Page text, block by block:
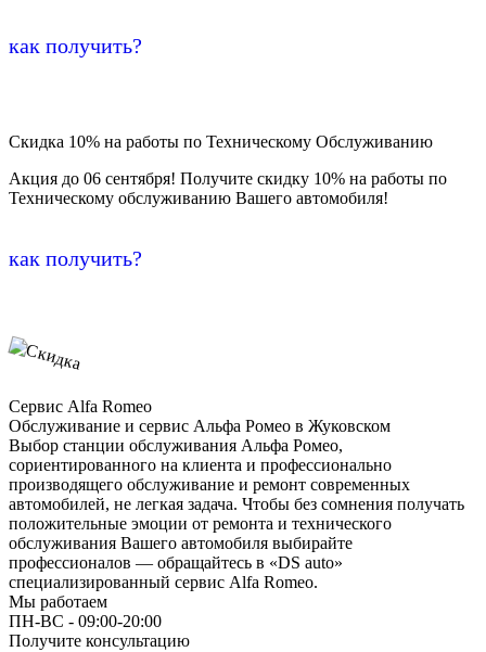
как получить?
Скидка 10% на работы по Техническому Обслуживанию
Акция до 06 сентября! Получите скидку 10% на работы по
Техническому обслуживанию Вашего автомобиля!
как получить?
Сервис Alfa Romeo
Обслуживание и сервис Альфа Ромео в Жуковском
Выбор станции обслуживания Альфа Ромео,
сориентированного на клиента и профессионально
производящего обслуживание и ремонт современных
автомобилей, не легкая задача. Чтобы без сомнения получать
положительные эмоции от ремонта и технического
обслуживания Вашего автомобиля выбирайте
профессионалов — обращайтесь в «DS auto»
специализированный сервис Alfa Romeo.
Мы работаем
ПН-ВC - 09:00-20:00
Получите консультацию